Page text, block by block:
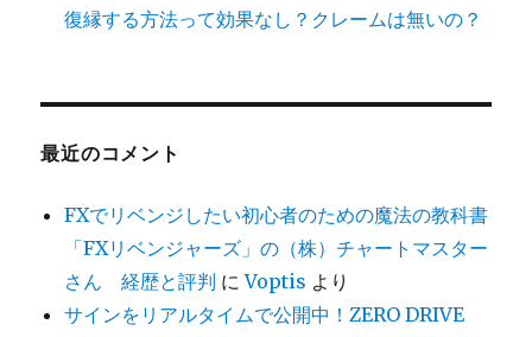
復縁する方法って効果なし？クレームは無いの？
最近のコメント
FXでリベンジしたい初心者のための魔法の教科書
「FXリベンジャーズ」の（株）チャートマスター
さん 経歴と評判 にVoptis より
サインをリアルタイムで公開中！ZERO DRIVE